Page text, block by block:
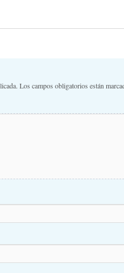
Los campos obligatorios están